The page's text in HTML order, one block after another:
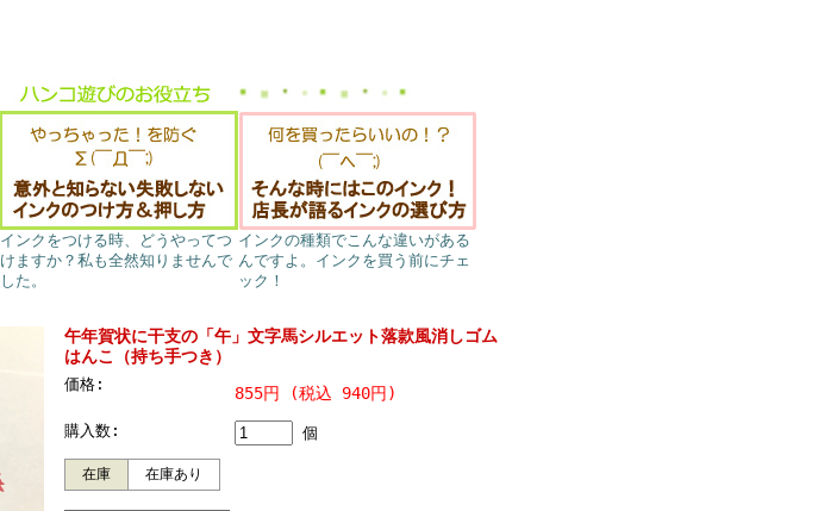
インクをつける時、どうやってつ
けますか？私も全然知りませんで
した。
インクの種類でこんな違いがある
んですよ。インクを買う前にチェ
ック！
午年賀状に干支の「午」文字馬シルエット落款風消しゴム
はんこ（持ち手つき）
価格: 855円 (税込 940円)
購入数: 個
在庫 在庫あり